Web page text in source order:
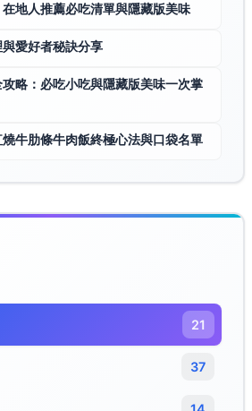
地人推薦必吃清單與隱藏版美味
愛好者秘訣分享
略：必吃小吃與隱藏版美味一次掌
牛肋條牛肉飯終極心法與口袋名單
21
37